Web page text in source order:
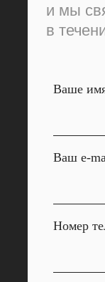
Ваше
Ваш e-
Номер
и мы
в